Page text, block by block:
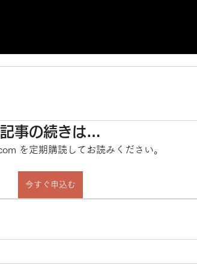
記事の続きは…
を定期購読してお読みください。
今すぐ申込む